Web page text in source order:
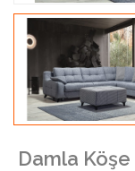
Damla Köşe